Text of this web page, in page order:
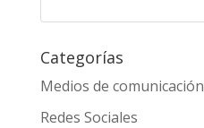
Categorías
Medios de comunicación
Redes Sociales